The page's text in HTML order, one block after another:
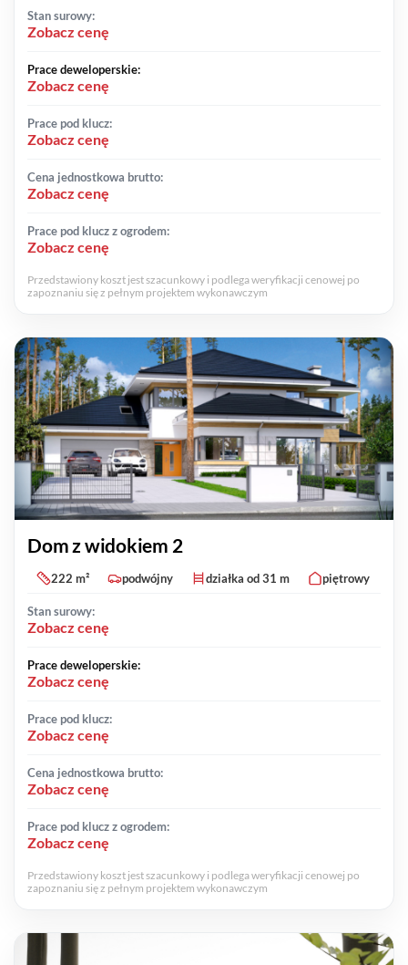
Stan surowy:
Zobacz cenę
Prace deweloperskie:
Zobacz cenę
Prace pod klucz:
Zobacz cenę
Cena jednostkowa brutto:
Zobacz cenę
Prace pod klucz z ogrodem:
Zobacz cenę
Przedstawiony koszt jest szacunkowy i podlega weryfikacji cenowej po
zapoznaniu się z pełnym projektem wykonawczym
Dom z widokiem 2
222 m² podwójny działka od 31 m piętrowy
Stan surowy:
Zobacz cenę
Prace deweloperskie:
Zobacz cenę
Prace pod klucz:
Zobacz cenę
Cena jednostkowa brutto:
Zobacz cenę
Prace pod klucz z ogrodem:
Zobacz cenę
Przedstawiony koszt jest szacunkowy i podlega weryfikacji cenowej po
zapoznaniu się z pełnym projektem wykonawczym